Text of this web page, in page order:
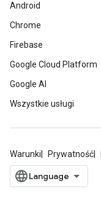
Android
Chrome
Firebase
Google Cloud Platform
Google AI
Wszystkie usługi
Warunki Prywatność